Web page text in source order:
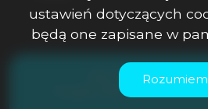
ASK Office Anna
Program dla biur
ustawień dotyczących
będą one zapisane w
Rozumiem